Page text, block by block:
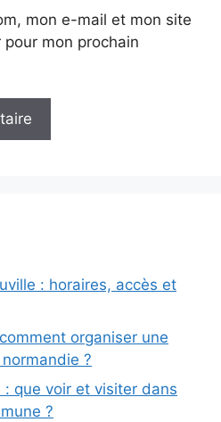
mon e-mail et mon site
mon prochain
: horaires, accès et
organiser une
?
que voir et visiter dans
?